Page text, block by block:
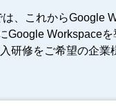
、これからGoogle
Google Workspace
研修をご希望の企業